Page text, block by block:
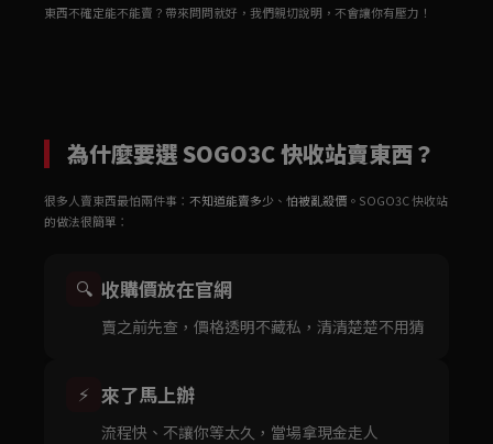
東西不確定能不能賣？帶來問問就好，我們親切說明，不會讓你有壓力！
為什麼要選 SOGO3C 快收站賣東西？
很多人賣東西最怕兩件事： 不知道能賣多少 、 怕被亂殺價 。SOGO3C 快收站
的做法很簡單：
🔍 收購價放在官網
賣之前先查，價格透明不藏私，清清楚楚不用猜
⚡ 來了馬上辦
流程快、不讓你等太久，當場拿現金走人